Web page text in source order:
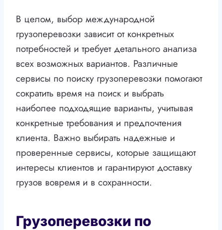
В целом, выбор международной
грузоперевозки зависит от конкретных
потребностей и требует детального анализа
всех возможных вариантов. Различные
сервисы по поиску грузоперевозки помогают
сократить время на поиск и выбрать
наиболее подходящие варианты, учитывая
конкретные требования и предпочтения
клиента. Важно выбирать надежные и
проверенные сервисы, которые защищают
интересы клиентов и гарантируют доставку
грузов вовремя и в сохранности.
Грузоперевозки по